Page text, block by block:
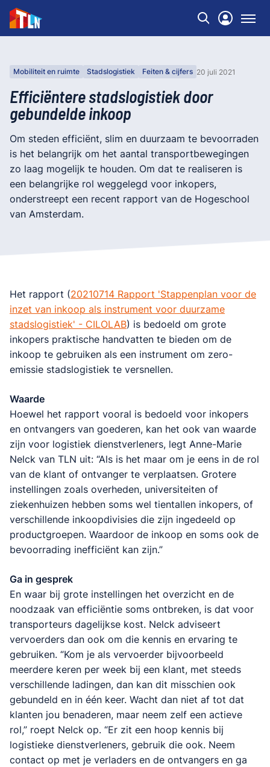
Mobiliteit en ruimte Stadslogistiek Feiten & cijfers 20 juli 2021
Efficiëntere stadslogistiek door
gebundelde inkoop
Om steden efficiënt, slim en duurzaam te bevoorraden
is het belangrijk om het aantal transportbewegingen
zo laag mogelijk te houden. Om dat te realiseren is
een belangrijke rol weggelegd voor inkopers,
onderstreept een recent rapport van de Hogeschool
van Amsterdam.
Het rapport (20210714 Rapport 'Stappenplan voor de
inzet van inkoop als instrument voor duurzame
stadslogistiek' - CILOLAB) is bedoeld om grote
inkopers praktische handvatten te bieden om de
inkoop te gebruiken als een instrument om zero-
emissie stadslogistiek te versnellen.
Waarde
Hoewel het rapport vooral is bedoeld voor inkopers
en ontvangers van goederen, kan het ook van waarde
zijn voor logistiek dienstverleners, legt Anne-Marie
Nelck van TLN uit: “Als is het maar om je eens in de rol
van de klant of ontvanger te verplaatsen. Grotere
instellingen zoals overheden, universiteiten of
ziekenhuizen hebben soms wel tientallen inkopers, of
verschillende inkoopdivisies die zijn ingedeeld op
productgroepen. Waardoor de inkoop en soms ook de
bevoorrading inefficiënt kan zijn.”
Ga in gesprek
En waar bij grote instellingen het overzicht en de
noodzaak van efficiëntie soms ontbreken, is dat voor
transporteurs dagelijkse kost. Nelck adviseert
vervoerders dan ook om die kennis en ervaring te
gebruiken. “Kom je als vervoerder bijvoorbeeld
meerdere keren per week bij een klant, met steeds
verschillende ladingen, dan kan dit misschien ook
gebundeld en in één keer. Wacht dan niet af tot dat
klanten jou benaderen, maar neem zelf een actieve
rol,” roept Nelck op. “Er zit een hoop kennis bij
logistieke dienstverleners, gebruik die ook. Neem
contact op met je verladers en de ontvangers en ga